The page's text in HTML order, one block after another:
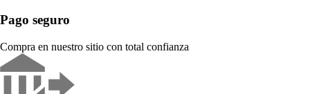
Pago seguro
Compra en nuestro sitio con total confianza